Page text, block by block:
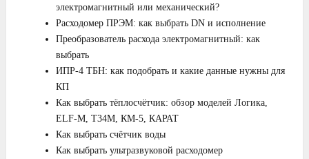
электромагнитный или механический?
Расходомер ПРЭМ: как выбрать DN и исполнение
Преобразователь расхода электромагнитный: как
выбрать
ИПР‑4 ТБН: как подобрать и какие данные нужны для
КП
Как выбрать тёплосчётчик: обзор моделей Логика,
ELF‑M, T34M, КМ‑5, КАРАТ
Как выбрать счётчик воды
Как выбрать ультразвуковой расходомер